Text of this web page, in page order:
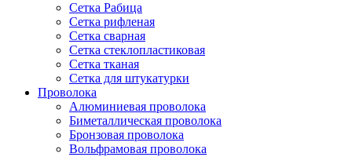
Сетка Рабица
Сетка рифленая
Сетка сварная
Сетка стеклопластиковая
Сетка тканая
Сетка для штукатурки
Проволока
Алюминиевая проволока
Биметаллическая проволока
Бронзовая проволока
Вольфрамовая проволока